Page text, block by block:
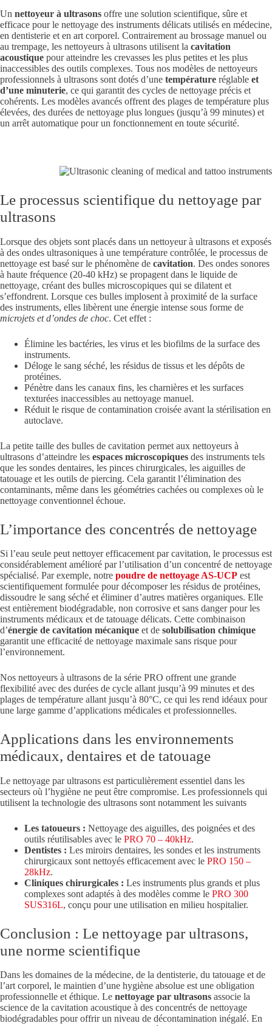
Un nettoyeur à ultrasons offre une solution scientifique, sûre et
efficace pour le nettoyage des instruments délicats utilisés en médecine,
en dentisterie et en art corporel. Contrairement au brossage manuel ou
au trempage, les nettoyeurs à ultrasons utilisent la cavitation
acoustique pour atteindre les crevasses les plus petites et les plus
inaccessibles des outils complexes. Tous nos modèles de nettoyeurs
professionnels à ultrasons sont dotés d’une température réglable et
d’une minuterie, ce qui garantit des cycles de nettoyage précis et
cohérents. Les modèles avancés offrent des plages de température plus
élevées, des durées de nettoyage plus longues (jusqu’à 99 minutes) et
un arrêt automatique pour un fonctionnement en toute sécurité.
Le processus scientifique du nettoyage par
ultrasons
Lorsque des objets sont placés dans un nettoyeur à ultrasons et exposés
à des ondes ultrasoniques à une température contrôlée, le processus de
nettoyage est basé sur le phénomène de cavitation. Des ondes sonores
à haute fréquence (20-40 kHz) se propagent dans le liquide de
nettoyage, créant des bulles microscopiques qui se dilatent et
s’effondrent. Lorsque ces bulles implosent à proximité de la surface
des instruments, elles libèrent une énergie intense sous forme de
microjets et d’ondes de choc. Cet effet :
Élimine les bactéries, les virus et les biofilms de la surface des
instruments.
Déloge le sang séché, les résidus de tissus et les dépôts de
protéines.
Pénètre dans les canaux fins, les charnières et les surfaces
texturées inaccessibles au nettoyage manuel.
Réduit le risque de contamination croisée avant la stérilisation en
autoclave.
La petite taille des bulles de cavitation permet aux nettoyeurs à
ultrasons d’atteindre les espaces microscopiques des instruments tels
que les sondes dentaires, les pinces chirurgicales, les aiguilles de
tatouage et les outils de piercing. Cela garantit l’élimination des
contaminants, même dans les géométries cachées ou complexes où le
nettoyage conventionnel échoue.
L’importance des concentrés de nettoyage
Si l’eau seule peut nettoyer efficacement par cavitation, le processus est
considérablement amélioré par l’utilisation d’un concentré de nettoyage
spécialisé. Par exemple, notre poudre de nettoyage AS-UCP est
scientifiquement formulée pour décomposer les résidus de protéines,
dissoudre le sang séché et éliminer d’autres matières organiques. Elle
est entièrement biodégradable, non corrosive et sans danger pour les
instruments médicaux et de tatouage délicats. Cette combinaison
d’énergie de cavitation mécanique et de solubilisation chimique
garantit une efficacité de nettoyage maximale sans risque pour
l’environnement.
Nos nettoyeurs à ultrasons de la série PRO offrent une grande
flexibilité avec des durées de cycle allant jusqu’à 99 minutes et des
plages de température allant jusqu’à 80°C, ce qui les rend idéaux pour
une large gamme d’applications médicales et professionnelles.
Applications dans les environnements
médicaux, dentaires et de tatouage
Le nettoyage par ultrasons est particulièrement essentiel dans les
secteurs où l’hygiène ne peut être compromise. Les professionnels qui
utilisent la technologie des ultrasons sont notamment les suivants
Les tatoueurs : Nettoyage des aiguilles, des poignées et des
outils réutilisables avec le PRO 70 – 40kHz.
Dentistes : Les miroirs dentaires, les sondes et les instruments
chirurgicaux sont nettoyés efficacement avec le PRO 150 –
28kHz.
Cliniques chirurgicales : Les instruments plus grands et plus
complexes sont adaptés à des modèles comme le PRO 300
SUS316L, conçu pour une utilisation en milieu hospitalier.
Conclusion : Le nettoyage par ultrasons,
une norme scientifique
Dans les domaines de la médecine, de la dentisterie, du tatouage et de
l’art corporel, le maintien d’une hygiène absolue est une obligation
professionnelle et éthique. Le nettoyage par ultrasons associe la
science de la cavitation acoustique à des concentrés de nettoyage
biodégradables pour offrir un niveau de décontamination inégalé. En